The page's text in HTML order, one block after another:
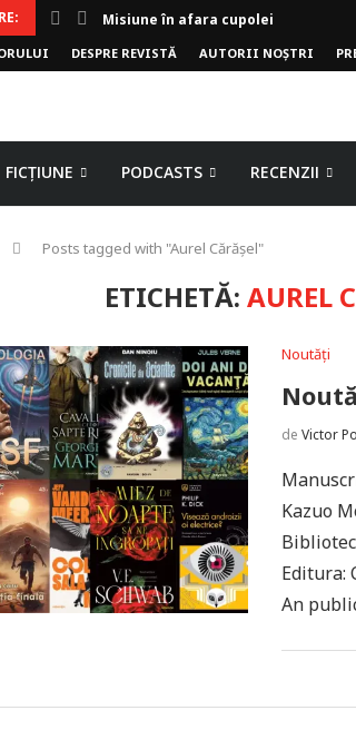
Invoker (video)
Alergarea de seară
Biblioteca lui Pavel
Rejuvenare
Falia
Arhivele Dincolo-Timpului
Axa lui Heron
Jumătatea goală
DESPRE REVISTĂ AUTORII NOȘTRI
FICȚIUNE PODCASTS RECENZII
Posts tagged with "Aurel Cărășel"
ETICHETĂ:AUREL
Noutăți
de Victor
Kazuo
Editura:
An